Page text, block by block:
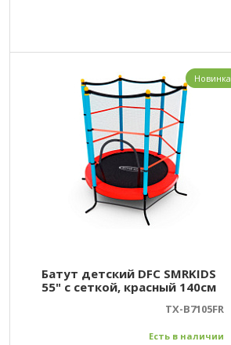
Батут детский DFC SMRKIDS
55" с сеткой, красный 140см
TX-B7105FR
Есть в наличии
Новинка